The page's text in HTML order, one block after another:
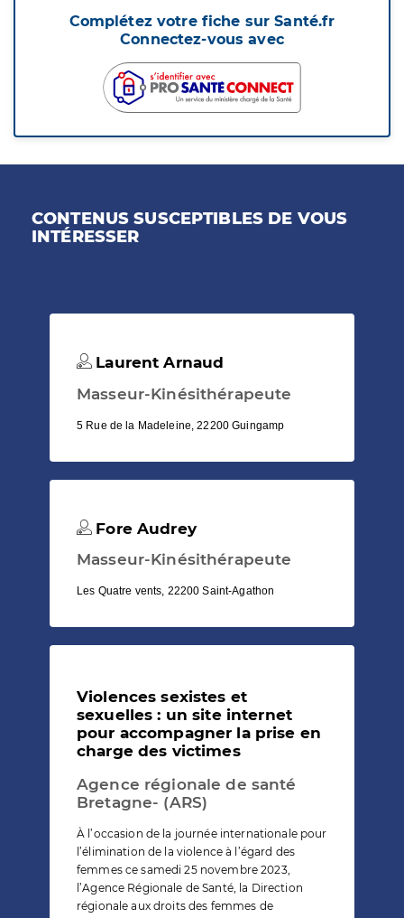
Complétez votre fiche sur Santé.fr
Connectez-vous avec
CONTENUS SUSCEPTIBLES DE VOUS
INTÉRESSER
Laurent Arnaud
Masseur-Kinésithérapeute
5 Rue de la Madeleine, 22200 Guingamp
Fore Audrey
Masseur-Kinésithérapeute
Les Quatre vents, 22200 Saint-Agathon
Violences sexistes et
sexuelles : un site internet
pour accompagner la prise en
charge des victimes
Agence régionale de santé
Bretagne- (ARS)
À l’occasion de la journée internationale pour
l’élimination de la violence à l’égard des
femmes ce samedi 25 novembre 2023,
l’Agence Régionale de Santé, la Direction
régionale aux droits des femmes de